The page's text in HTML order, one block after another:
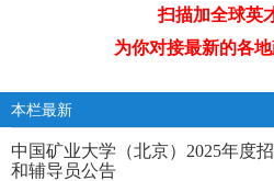
扫描加全球英
为你对接最新的各地
本栏最新
中国矿业大学（北京）2025年度
和辅导员公告